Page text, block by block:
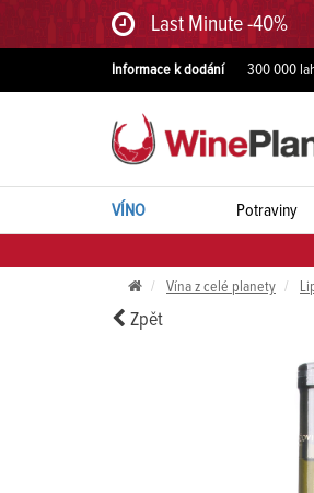
Last Minute -40%
Informace k dodání 300 000
VÍNO Potraviny
Vína z celé planety
Zpět